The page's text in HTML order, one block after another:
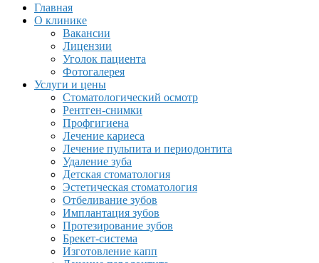
Главная
О клинике
Вакансии
Лицензии
Уголок пациента
Фотогалерея
Услуги и цены
Стоматологический осмотр
Рентген-снимки
Профгигиена
Лечение кариеса
Лечение пульпита и периодонтита
Удаление зуба
Детская стоматология
Эстетическая стоматология
Отбеливание зубов
Имплантация зубов
Протезирование зубов
Брекет-система
Изготовление капп